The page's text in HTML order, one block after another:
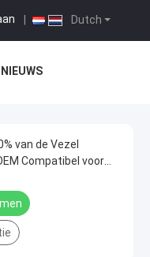
Dutch
NIEUWS
van de Vezel
Compatibel voor